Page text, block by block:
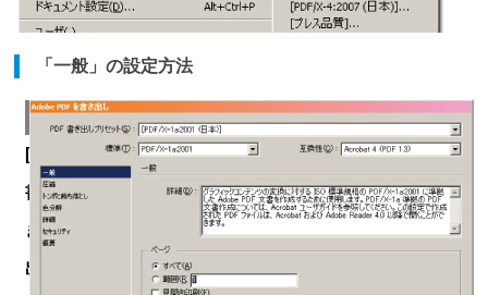
「一般」の設定方法
1
[PDF
書
き
出